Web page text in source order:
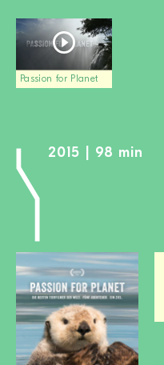
Passion for Planet
2015 | 98 min
Film-Kits
Login